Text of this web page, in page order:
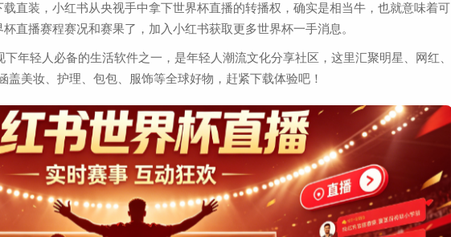
直装，小红书从央视手中拿下世界杯直播的转播权，确实是相当牛，也就意味着可
直播赛程赛况和赛果了，加入小红书获取更多世界杯一手消息。
年轻人必备的生活软件之一，是年轻人潮流文化分享社区，这里汇聚明星、网红、
盖美妆、护理、包包、服饰等全球好物，赶紧下载体验吧！
轻松签app安卓手机版